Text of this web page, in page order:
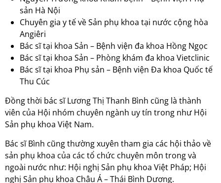
sản Hà Nội
Chuyên gia y tế về Sản phụ khoa tại nước cộng hòa
Angiêri
Bác sĩ tại khoa Sản – Bệnh viện đa khoa Hồng Ngọc
Bác sĩ tại khoa Sản – Phòng khám đa khoa Vietclinic
Bác sĩ tại khoa Phụ sản – Bệnh viện Đa khoa Quốc tế
Thu Cúc
Đồng thời bác sĩ Lương Thị Thanh Bình cũng là thành
viên của Hội nhóm chuyên ngành uy tín trong như Hội
Sản phụ khoa Việt Nam.
Bác sĩ Bình cũng thường xuyên tham gia các hội thảo về
sản phụ khoa của các tổ chức chuyên môn trong và
ngoài nước như: Hội nghị Sản phụ khoa Việt Pháp; Hội
nghị Sản phụ khoa Châu Á – Thái Bình Dương.